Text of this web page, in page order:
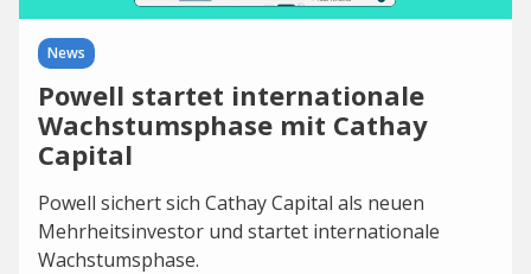
News
Powell startet internationale
Wachstumsphase mit Cathay
Capital
Powell sichert sich Cathay Capital als neuen
Mehrheitsinvestor und startet internationale
Wachstumsphase.